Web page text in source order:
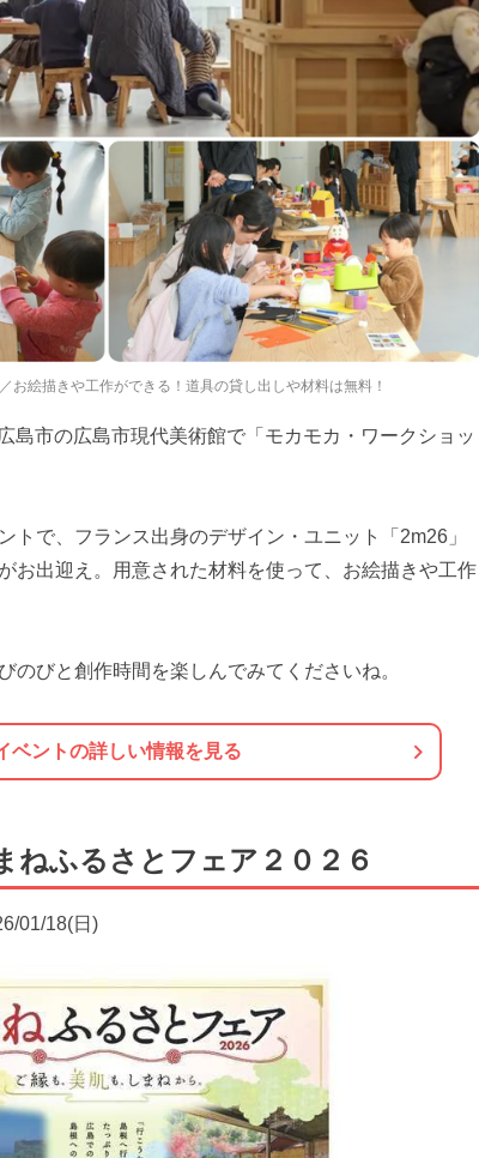
お絵描きや工作ができる！道具の貸し出しや材料は無料！
島市の広島市現代美術館で「モカモカ・ワークショッ
トで、フランス出身のデザイン・ユニット「2m26」
お出迎え。用意された材料を使って、お絵描きや工作
のびと創作時間を楽しんでみてくださいね。
ベントの詳しい情報を見る
ねふるさとフェア２０２６
01/18(日)